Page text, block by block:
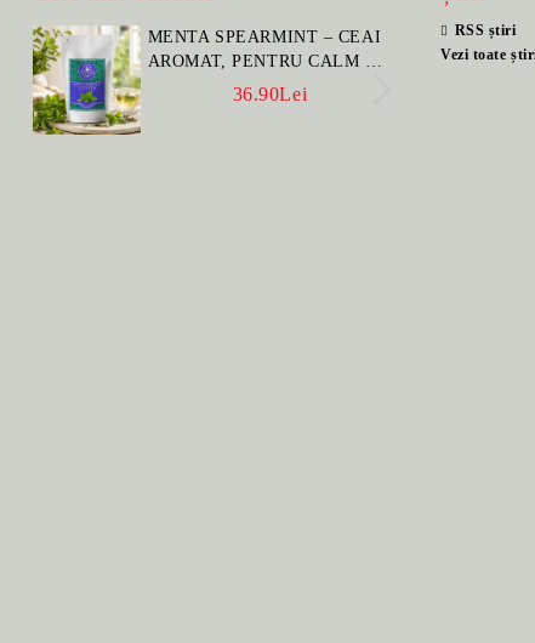
MENTA SPEARMINT – CEAI
AROMAT, PENTRU CALM ȘI
BENEFIC PENTRU
36.90Lei
RSS știri
Vezi toate